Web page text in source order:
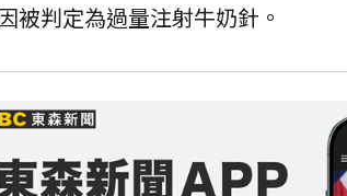
被判定為過量注射牛奶針。